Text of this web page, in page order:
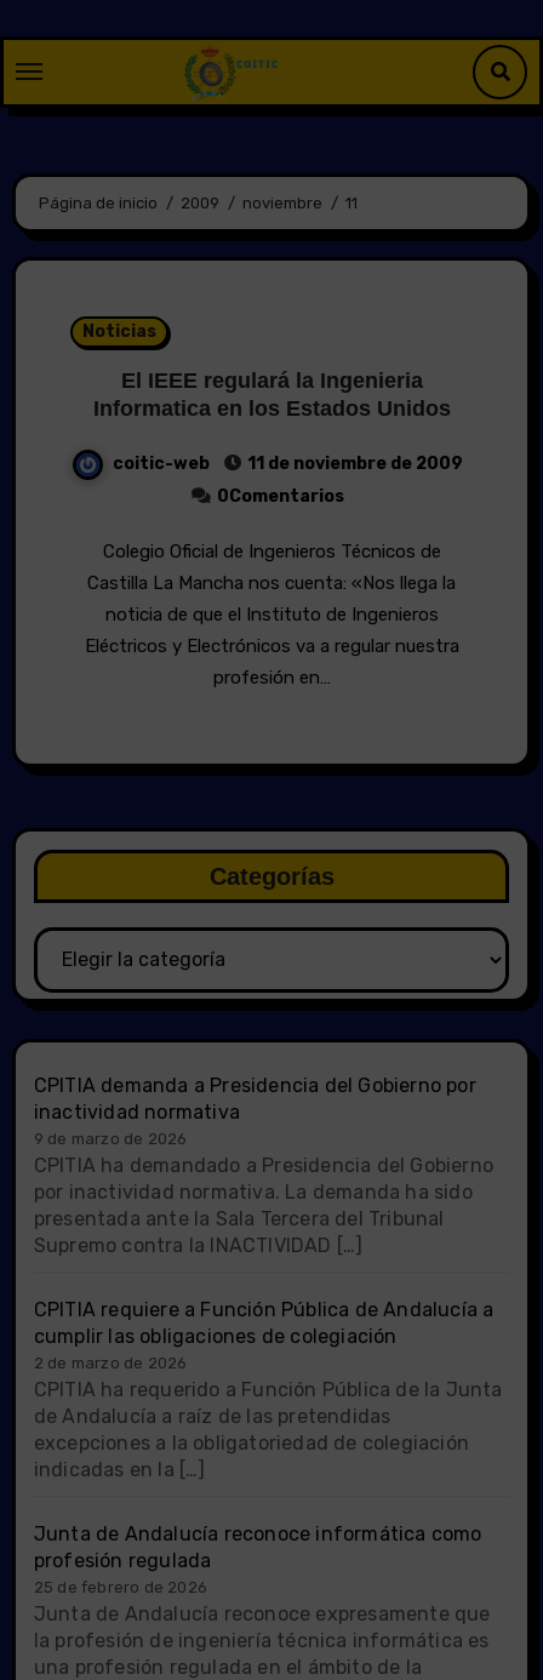
contenido
Página de inicio 2009 noviembre 11
Noticias
El IEEE regulará la Ingenieria
Informatica en los Estados Unidos
coitic-web
11 de noviembre de 2009
0Comentarios
Colegio Oficial de Ingenieros Técnicos de
Castilla La Mancha nos cuenta: «Nos llega la
noticia de que el Instituto de Ingenieros
Eléctricos y Electrónicos va a regular nuestra
profesión en…
Categorías
Categorías
CPITIA demanda a Presidencia del Gobierno por
inactividad normativa
9 de marzo de 2026
CPITIA ha demandado a Presidencia del Gobierno
por inactividad normativa. La demanda ha sido
presentada ante la Sala Tercera del Tribunal
Supremo contra la INACTIVIDAD […]
CPITIA requiere a Función Pública de Andalucía a
cumplir las obligaciones de colegiación
2 de marzo de 2026
CPITIA ha requerido a Función Pública de la Junta
de Andalucía a raíz de las pretendidas
excepciones a la obligatoriedad de colegiación
indicadas en la […]
Junta de Andalucía reconoce informática como
profesión regulada
25 de febrero de 2026
Junta de Andalucía reconoce expresamente que
la profesión de ingeniería técnica informática es
una profesión regulada en el ámbito de la